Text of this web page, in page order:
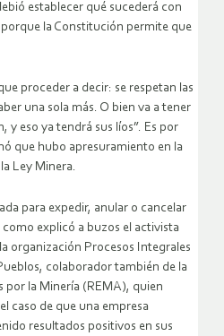
establecer qué sucederá con
la Constitución permite que
proceder a decir: se respetan las
una sola más. O bien va a tener
y eso ya tendrá sus líos”. Es por
que hubo apresuramiento en la
Ley Minera.
para expedir, anular o cancelar
explicó a buzos el activista
organización Procesos Integrales
colaborador también de la
por la Minería (REMA), quien
caso de que una empresa
resultados positivos en sus